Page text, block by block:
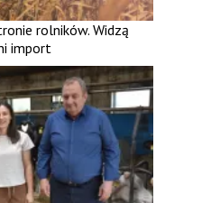
rolników. Widzą
import